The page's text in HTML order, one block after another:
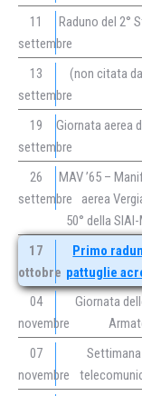
11
settembre
Raduno del 2°
13
settembre
(non citata
19
settembre
Giornata aerea
26
settembre
MAV ’65 –
aerea
50° della
17
ottobre
Primo
pattuglie
04
novembre
Giornata
07
novembre